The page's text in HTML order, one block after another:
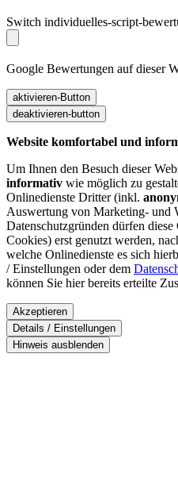
Switch individuelles-script-
Google Bewertungen auf dieser
Website komfortabel und
Um Ihnen den Besuch dieser
informativ wie möglich zu
Onlinedienste Dritter (inkl.
Auswertung von Marketing- und
Datenschutzgründen dürfen
Cookies) erst genutzt werden,
welche Onlinedienste es sich
/ Einstellungen oder dem
können Sie hier bereits erteilte